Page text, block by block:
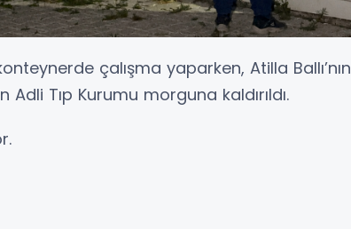
çalışma yaparken, Atilla Ballı’nın
Tıp Kurumu morguna kaldırıldı.